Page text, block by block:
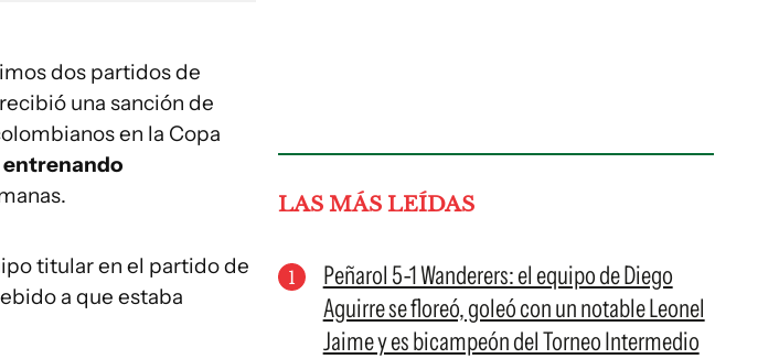
dos partidos de
una sanción de
en la Copa
entrenando
titular en el partido de
a que estaba
LAS MÁS LEÍDAS
Peñarol 5-1 Wanderers: el equipo de Diego
Aguirre se floreó, goleó con un notable Leonel
Jaime y es bicampeón del Torneo Intermedio